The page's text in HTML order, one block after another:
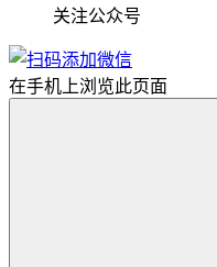
关注公众号
在手机上浏览此页面